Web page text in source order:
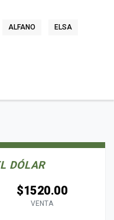
ALFANO ELSA
DÓLAR
$1520.00
VENTA